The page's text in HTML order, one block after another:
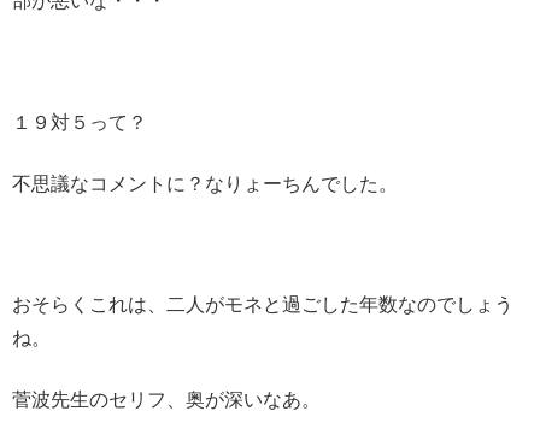
１９対５って？
不思議なコメントに？なりょーちんでした。
おそらくこれは、二人がモネと過ごした年数なのでしょう
ね。
菅波先生のセリフ、奥が深いなあ。